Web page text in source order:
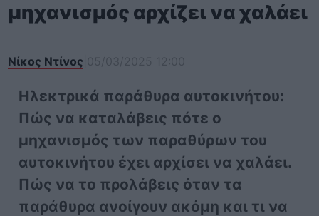
μηχανισμός αρχίζει να χαλάει
Νίκος Ντίνος
Ηλεκτρικά παράθυρα αυτοκινήτου:
Πώς να καταλάβεις πότε ο
μηχανισμός των παραθύρων του
αυτοκινήτου έχει αρχίσει να χαλάει.
Πώς να το προλάβεις όταν τα
παράθυρα ανοίγουν ακόμη και τι να